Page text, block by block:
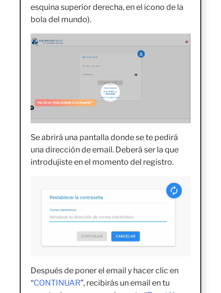
esquina superior derecha, en el icono de la
bola del mundo).
Se abrirá una pantalla donde se te pedirá
una dirección de email. Deberá ser la que
introdujiste en el momento del registro.
Después de poner el email y hacer clic en
“CONTINUAR”, recibirás un email en tu